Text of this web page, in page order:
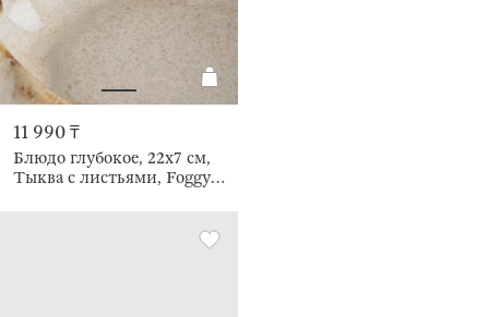
11 990 ₸
Блюдо глубокое, 22х7 см,
Тыква с листьями, Foggy